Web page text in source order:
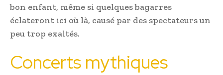
bon enfant, même si quelques bagarres
éclateront ici où là, causé par des spectateurs un
peu trop exaltés.
Concerts mythiques